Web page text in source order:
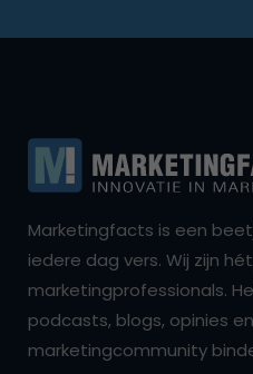
Marketingfacts is een
iedere dag vers. Wij zijn
marketingprofessionals.
podcasts, blogs, opinies
marketingcommunity